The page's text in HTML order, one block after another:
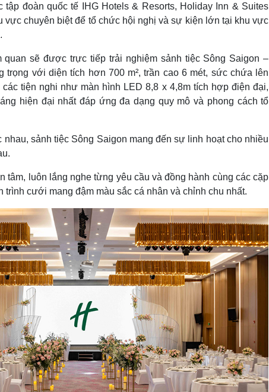
tập đoàn quốc tế IHG Hotels & Resorts, Holiday Inn & Suites
vực chuyên biệt để tổ chức hội nghị và sự kiện lớn tại khu vực
quan sẽ được trực tiếp trải nghiệm sảnh tiệc Sông Saigon –
trọng với diện tích hơn 700 m², trần cao 6 mét, sức chứa lên
tiện nghi như màn hình LED 8,8 x 4,8m tích hợp điện đại,
hiện đại nhất đáp ứng đa dạng quy mô và phong cách tổ
sảnh tiệc Sông Saigon mang đến sự linh hoạt cho nhiều
tâm, luôn lắng nghe từng yêu cầu và đồng hành cùng các cặp
trình cưới mang đậm màu sắc cá nhân và chỉnh chu nhất.